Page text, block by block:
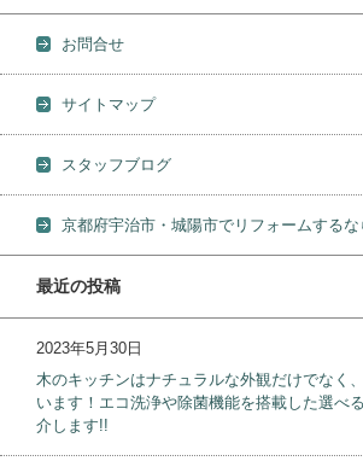
お問合せ
サイトマップ
スタッフブログ
京都府宇治市・城陽市でリフォームする
最近の投稿
2023年5月30日
木のキッチンはナチュラルな外観だけでなく
います！エコ洗浄や除菌機能を搭載した選べ
介します!!